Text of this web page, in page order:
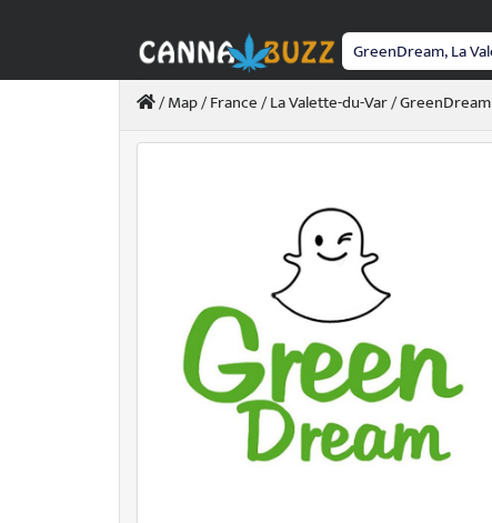
/Map/France/La Valette-du-Var/ GreenDream